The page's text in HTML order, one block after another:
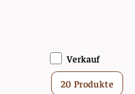
Verkauf
20 Produkte